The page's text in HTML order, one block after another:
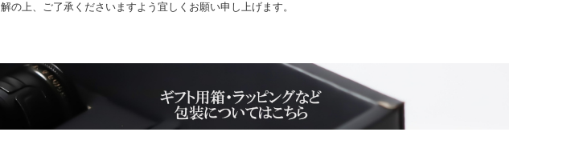
解の上、ご了承くださいますよう宜しくお願い申し上げます。